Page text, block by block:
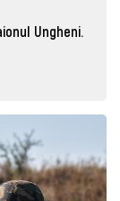
Ungheni.